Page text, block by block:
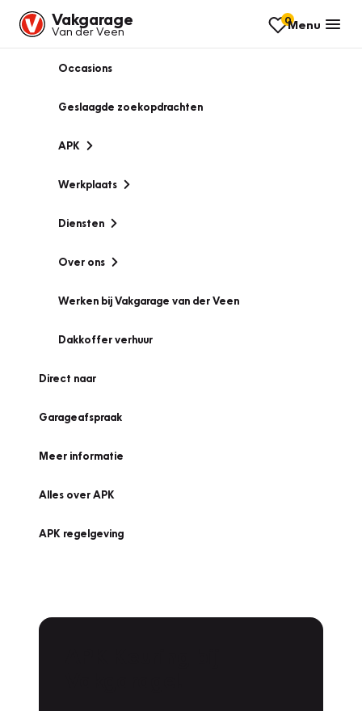
Vakgarage
Van der Veen
0Menu
Occasions
Geslaagde zoekopdrachten
APK
Werkplaats
Diensten
Over ons
Werken bij Vakgarage van der Veen
Dakkoffer verhuur
Direct naar
Garageafspraak
Meer informatie
Alles over APK
APK regelgeving